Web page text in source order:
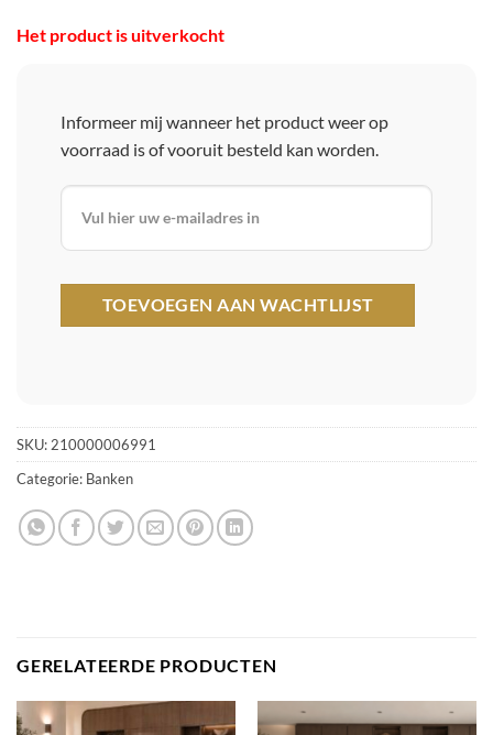
Het product is uitverkocht
Informeer mij wanneer het product weer op
voorraad is of vooruit besteld kan worden.
SKU:210000006991
Categorie: Banken
GERELATEERDE PRODUCTEN